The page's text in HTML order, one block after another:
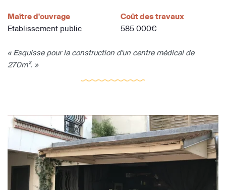
Maître d'ouvrage
Etablissement public
Coût des travaux
585 000€
« Esquisse pour la construction d'un centre médical de
270m². »